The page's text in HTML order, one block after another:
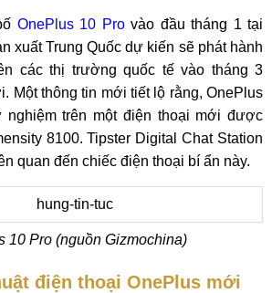
OnePlus 10 Provào đầu tháng 1 tại
xuất Trung Quốc dự kiến ​​sẽ phát hành
các thị trường quốc tế vào tháng 3
Một thông tin mới tiết lộ rằng, OnePlus
nghiệm trên một điện thoại mới được
8100. Tipster Digital Chat Station
quan đến chiếc điện thoại bí ẩn này.
10 Pro (nguồn Gizmochina)
điện thoại OnePlus mới